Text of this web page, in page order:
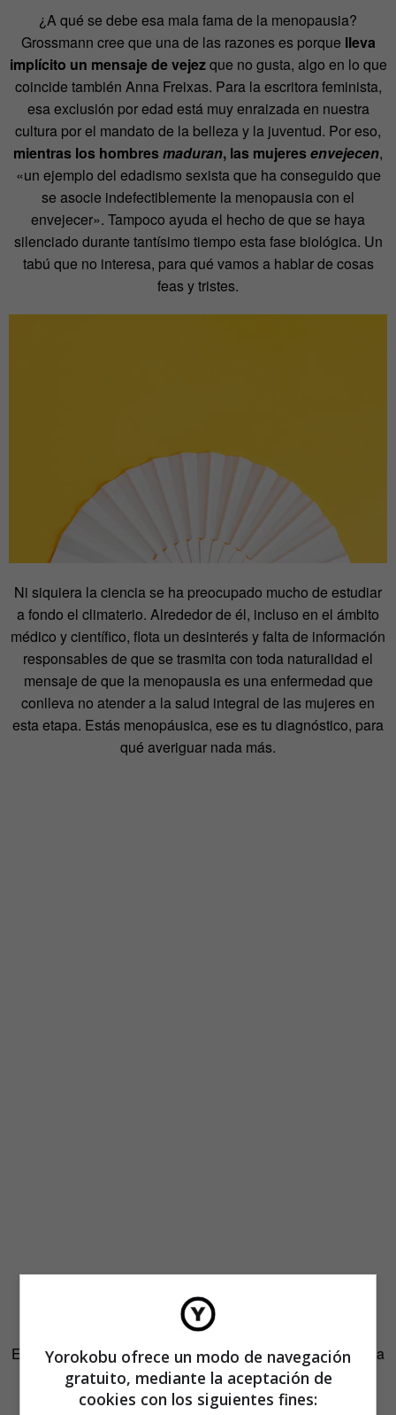
¿A qué se debe esa mala fama de la menopausia?
Grossmann cree que una de las razones es porque lleva
implícito un mensaje de vejezque no gusta, algo en lo que
coincide también Anna Freixas. Para la escritora feminista,
esa exclusión por edad está muy enraizada en nuestra
cultura por el mandato de la belleza y la juventud. Por eso,
mientras los hombresmaduran, las mujeresenvejecen,
«un ejemplo del edadismo sexista que ha conseguido que
se asocie indefectiblemente la menopausia con el
envejecer». Tampoco ayuda el hecho de que se haya
silenciado durante tantísimo tiempo esta fase biológica. Un
tabú que no interesa, para qué vamos a hablar de cosas
feas y tristes.
Ni siquiera la ciencia se ha preocupado mucho de estudiar
a fondo el climaterio. Alrededor de él, incluso en el ámbito
médico y científico, flota un desinterés y falta de información
responsables de que se trasmita con toda naturalidad el
mensaje de que la menopausia es una enfermedad que
conlleva no atender a la salud integral de las mujeres en
esta etapa. Estás menopáusica, ese es tu diagnóstico, para
qué averiguar nada más.
Esa, según Ana Hernando, es la peor manera de abordar la
menopausia. «Lamentablemente, la que muchísimas de
nosotras nos encontramos cuando vamos al ginecólogo
Yorokobu ofrece un modo de navegación
gratuito, mediante la aceptación de
cookies con los siguientes fines: